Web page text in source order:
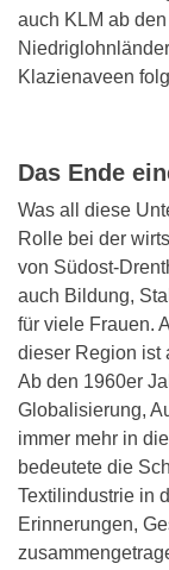
auch KLM ab
Klazienaveen
Das Ende
Was all diese
Rolle bei der
von Südost-
auch Bildung,
für viele Frauen.
dieser Region ist
Ab den 1960er
Globalisierung,
immer mehr in
bedeutete die
Textilindustrie in
Erinnerungen,